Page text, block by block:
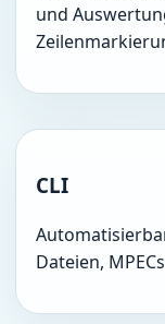
und
CLI
Dateien,